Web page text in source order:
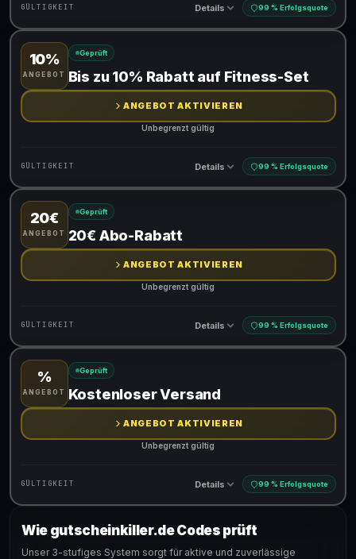
GÜLTIGKEIT Details 99 % Erfolgsquote
Gültig für teilnehmende Produkte
10%
ANGEBOT
Geprüft
Bis zu 10% Rabatt auf Fitness-Set
ANGEBOT AKTIVIEREN
Unbegrenzt gültig
GÜLTIGKEIT Details 99 % Erfolgsquote
Gültig für teilnehmende Produkte
20€
ANGEBOT
Geprüft
20€ Abo-Rabatt
ANGEBOT AKTIVIEREN
Unbegrenzt gültig
GÜLTIGKEIT Details 99 % Erfolgsquote
Gültig für teilnehmende Produkte
%
ANGEBOT
Geprüft
Kostenloser Versand
ANGEBOT AKTIVIEREN
Unbegrenzt gültig
GÜLTIGKEIT Details 99 % Erfolgsquote
Gültig für teilnehmende Produkte
Wie gutscheinkiller.de Codes prüft
Unser 3-stufiges System sorgt für aktive und zuverlässige